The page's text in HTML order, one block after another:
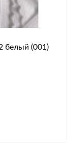
белый (001)